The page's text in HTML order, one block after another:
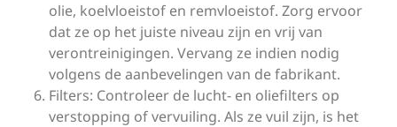
olie, koelvloeistof en remvloeistof. Zorg ervoor
dat ze op het juiste niveau zijn en vrij van
verontreinigingen. Vervang ze indien nodig
volgens de aanbevelingen van de fabrikant.
Filters: Controleer de lucht- en oliefilters op
verstopping of vervuiling. Als ze vuil zijn, is het